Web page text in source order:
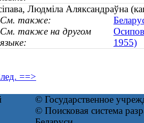
Людміла Аляксандраўна
См. также:
См. также на другом
языке:
1955)
==>
© Государственное
© Поисковая система